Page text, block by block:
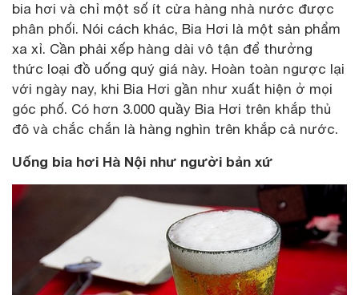
bia hơi và chỉ một số ít cửa hàng nhà nước được
phân phối. Nói cách khác, Bia Hơi là một sản phẩm
xa xỉ. Cần phải xếp hàng dài vô tận để thưởng
thức loại đồ uống quý giá này. Hoàn toàn ngược lại
với ngày nay, khi Bia Hơi gần như xuất hiện ở mọi
góc phố. Có hơn 3.000 quầy Bia Hơi trên khắp thủ
đô và chắc chắn là hàng nghìn trên khắp cả nước.
Uống bia hơi Hà Nội như người bản xứ